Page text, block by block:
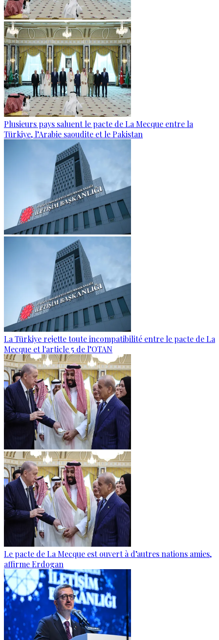
Plusieurs pays saluent le pacte de La Mecque entre la
Türkiye, l’Arabie saoudite et le Pakistan
La Türkiye rejette toute incompatibilité entre le pacte de La
Mecque et l'article 5 de l’OTAN
Le pacte de La Mecque est ouvert à d’autres nations amies,
affirme Erdogan